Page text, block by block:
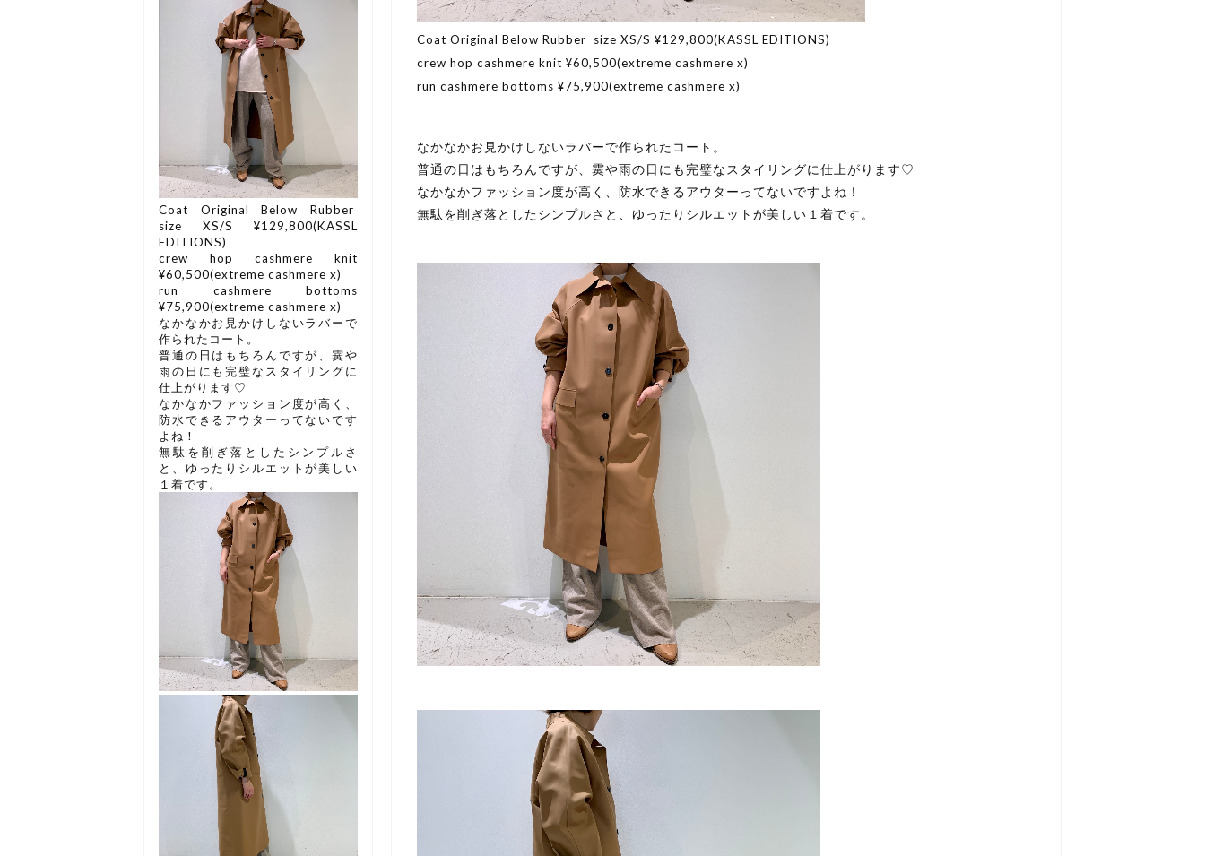
Coat Original Below Rubber size XS/S ¥129,800(KASSL EDITIONS)
crew hop cashmere knit ¥60,500(extreme cashmere x)
run cashmere bottoms ¥75,900(extreme cashmere x)
なかなかお見かけしないラバーで作られたコート。
普通の日はもちろんですが、霙や雨の日にも完璧なスタイリングに仕上がります♡
なかなかファッション度が高く、防水できるアウターってないですよね！
無駄を削ぎ落としたシンプルさと、ゆったりシルエットが美しい１着です。
Coat Original Below Rubber
size XS/S ¥129,800(KASSL
EDITIONS)
crew hop cashmere knit
¥60,500(extreme cashmere x)
run cashmere bottoms
¥75,900(extreme cashmere x)
なかなかお見かけしないラバーで
作られたコート。
普通の日はもちろんですが、霙や
雨の日にも完璧なスタイリングに
仕上がります♡
なかなかファッション度が高く、
防水できるアウターってないです
よね！
無駄を削ぎ落としたシンプルさ
と、ゆったりシルエットが美しい
１着です。